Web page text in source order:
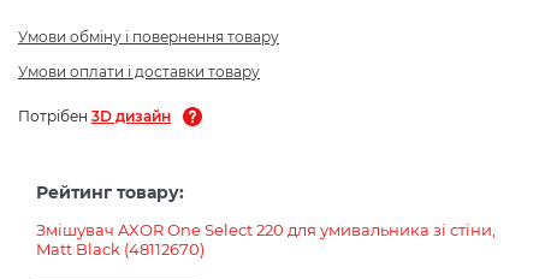
Умови обміну і повернення товару
Умови оплати і доставки товару
Потрібен 3D дизайн
Рейтинг товару:
Змішувач AXOR One Select 220 для умивальника зі стіни,
Matt Black (48112670)